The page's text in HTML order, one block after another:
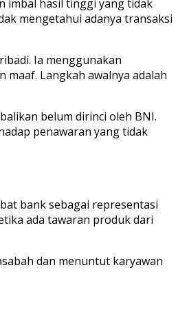
imbal hasil tinggi yang tidak
mengetahui adanya transaksi
Ia menggunakan
Langkah awalnya adalah
belum dirinci oleh BNI.
penawaran yang tidak
bank sebagai representasi
ada tawaran produk dari
dan menuntut karyawan